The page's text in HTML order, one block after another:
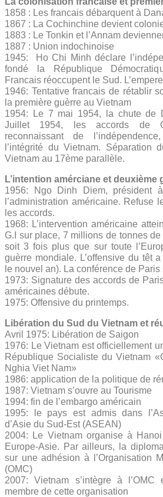
1858 : Les francais débarquent à
1867 : La Cochinchine devient
1883 : Le Tonkin et l’Annam
1887 : Union indochinoise
1945: Ho Chi Minh déclare
fondé la République
Francais réoccupent le Sud.
1946: Tentative francais de rétablir
la première guèrre au Vietnam
1954: Le 7 mai 1954, la chute de
Juillet 1954, les accords de
reconnaissant de
l’intégrité du Vietnam.
Vietnam au 17ème parallèle.
L’intention amérciane et deuxième
1956: Ngo Dinh Diem, président
l’administration américaine. Refuse
les accords.
1968: L’intervention américaine
G.I sur place, 7 millions de tonnes
soit 3 fois plus que sur toute
guèrre mondiale. L’offensive du têt
le nouvel an). La conférence de Paris
1973: Signature des accords de
américaines débute.
1975: Offensive du printemps.
Libération du Sud du Vietnam et
Avril 1975: Libération de Saigon
1976: Le Vietnam est officiellement
République Socialiste du Vietnam
Nghia Viet Nam»
1986: application de la politique de
1987: Vietnam s’ouvre au Tourisme
1994: fin de l’embargo américain
1995: le pays est admis dans
d’Asie du Sud-Est (ASEAN)
2004: Le Vietnam organise à
Europe-Asie. Par ailleurs, la
sur une adhésion à l’Organisation
(OMC)
2007: Vietnam s’intègre à
membre de cette organisation